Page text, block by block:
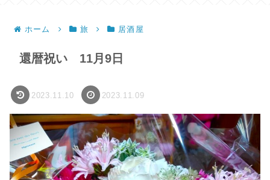
ホーム 旅 居酒屋
還暦祝い 11月9日
2023.11.10 2023.11.09